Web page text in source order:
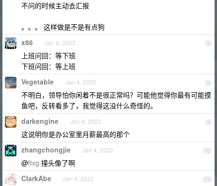
不问的时候主动去汇报
。。。 这样做是不是有点狗
7
x86 Jan 4, 2022
上班问回：等下班
下班问回：等上班
8
Vegetable Jan 4, 2022
不明白，领导怕你闲着不是很正常吗？可能他觉得你最有可能摸
鱼吧，反转看多了，我觉得这没什么奇怪的。
9
darkengine Jan 4, 2022
这说明你是办公室里月薪最高的那个
10
zhangchongjie Jan 4, 2022
@ftxg 撞头像了啊
11
ClarkAbe Jan 4, 2022